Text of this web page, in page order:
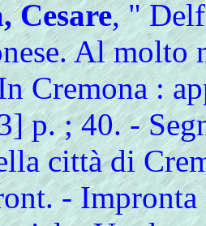
Cesare, "
Al molto
Cremona :
p. ; 40. -
città di
-